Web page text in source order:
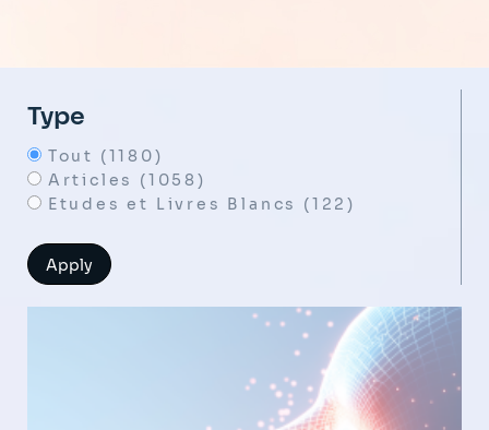
Type
Tout (1180)
Articles (1058)
Etudes et Livres Blancs (122)